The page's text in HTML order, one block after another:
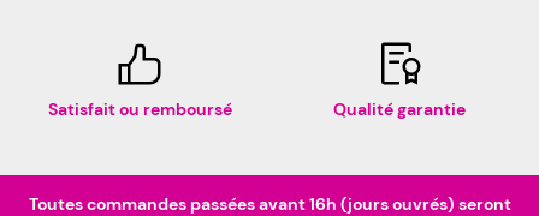
Satisfait ou remboursé Qualité garantie
Toutes commandes passées avant 16h (jours ouvrés) seront